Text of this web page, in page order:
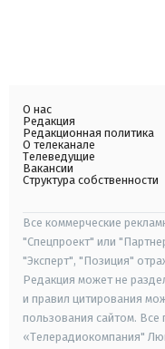
О нас
Редакция
Редакционная политика
О телеканале
Телеведущие
Вакансии
Структура собственности
Все коммерческие
"Спецпроект" или
"Эксперт", "Позиция"
Редакция может не
и правил цитирования
пользования сайтом.
«Телерадиокомпания"